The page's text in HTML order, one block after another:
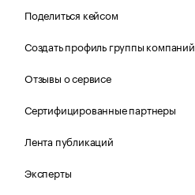
Поделиться кейсом
Создать профиль группы компаний
Отзывы о сервисе
Сертифицированные партнеры
Лента публикаций
Эксперты